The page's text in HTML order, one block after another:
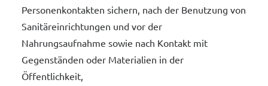
Personenkontakten sichern, nach der Benutzung von
Sanitäreinrichtungen und vor der
Nahrungsaufnahme sowie nach Kontakt mit
Gegenständen oder Materialien in der
Öffentlichkeit,